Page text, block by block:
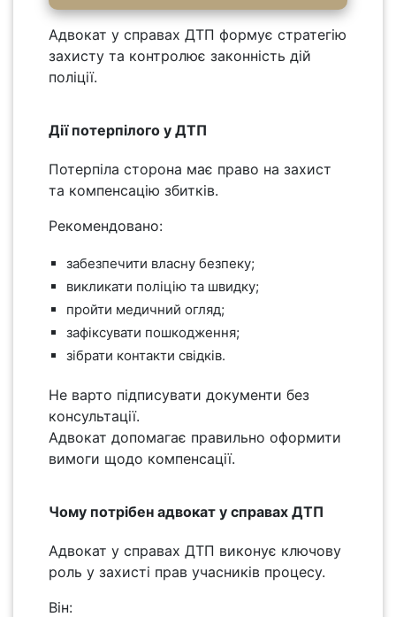
Адвокат у справах ДТП формує стратегію
захисту та контролює законність дій
поліції.
Дії потерпілого у ДТП
Потерпіла сторона має право на захист
та компенсацію збитків.
Рекомендовано:
забезпечити власну безпеку;
викликати поліцію та швидку;
пройти медичний огляд;
зафіксувати пошкодження;
зібрати контакти свідків.
Не варто підписувати документи без
консультації.
Адвокат допомагає правильно оформити
вимоги щодо компенсації.
Чому потрібен адвокат у справах ДТП
Адвокат у справах ДТП виконує ключову
роль у захисті прав учасників процесу.
Він: